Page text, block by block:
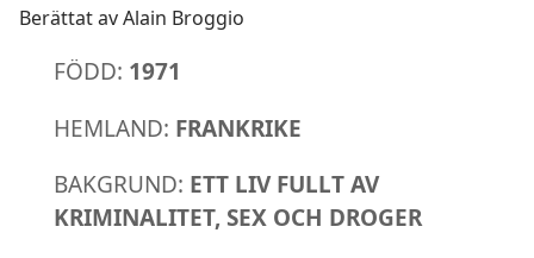
Berättat av Alain Broggio
FÖDD: 1971
HEMLAND: FRANKRIKE
BAKGRUND: ETT LIV FULLT AV
KRIMINALITET, SEX OCH DROGER